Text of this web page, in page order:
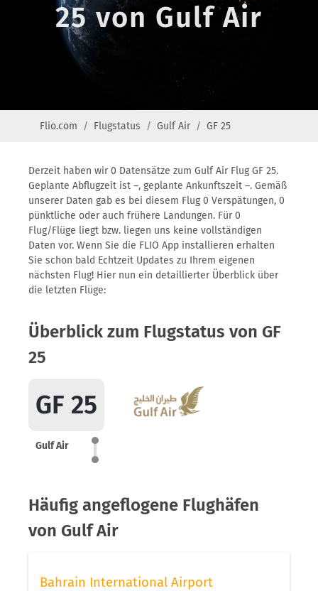
25 von Gulf Air
Flio.com Flugstatus Gulf Air GF 25
Derzeit haben wir 0 Datensätze zum Gulf Air Flug GF 25.
Geplante Abflugzeit ist –, geplante Ankunftszeit –. Gemäß
unserer Daten gab es bei diesem Flug 0 Verspätungen, 0
pünktliche oder auch frühere Landungen. Für 0
Flug/Flüge liegt bzw. liegen uns keine vollständigen
Daten vor. Wenn Sie die FLIO App installieren erhalten
Sie schon bald Echtzeit Updates zu Ihrem eigenen
nächsten Flug! Hier nun ein detaillierter Überblick über
die letzten Flüge:
Überblick zum Flugstatus von GF
25
GF 25
Gulf Air
Häufig angeflogene Flughäfen
von Gulf Air
Bahrain International Airport